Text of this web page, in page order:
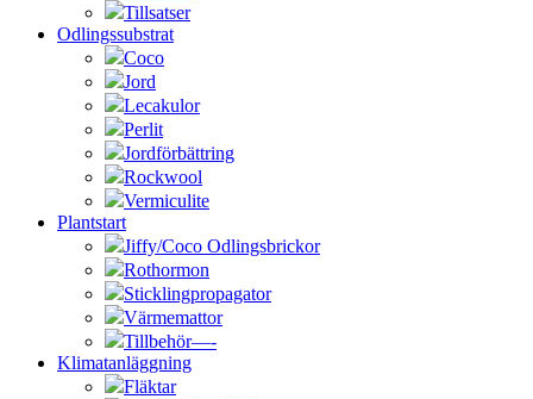
Tillsatser
Odlingssubstrat
Coco
Jord
Lecakulor
Perlit
Jordförbättring
Rockwool
Vermiculite
Plantstart
Jiffy/Coco Odlingsbrickor
Rothormon
Sticklingpropagator
Värmemattor
Tillbehör—-
Klimatanläggning
Fläktar